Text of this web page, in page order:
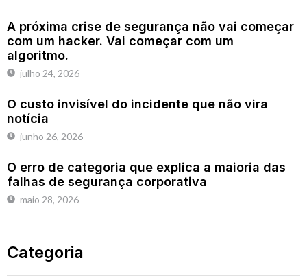
A próxima crise de segurança não vai começar
com um hacker. Vai começar com um
algoritmo.
julho 24, 2026
O custo invisível do incidente que não vira
notícia
junho 26, 2026
O erro de categoria que explica a maioria das
falhas de segurança corporativa
maio 28, 2026
Categoria